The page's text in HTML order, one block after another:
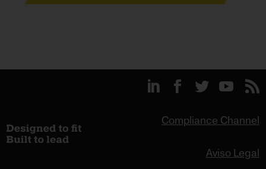
Compliance Channel
Aviso Legal